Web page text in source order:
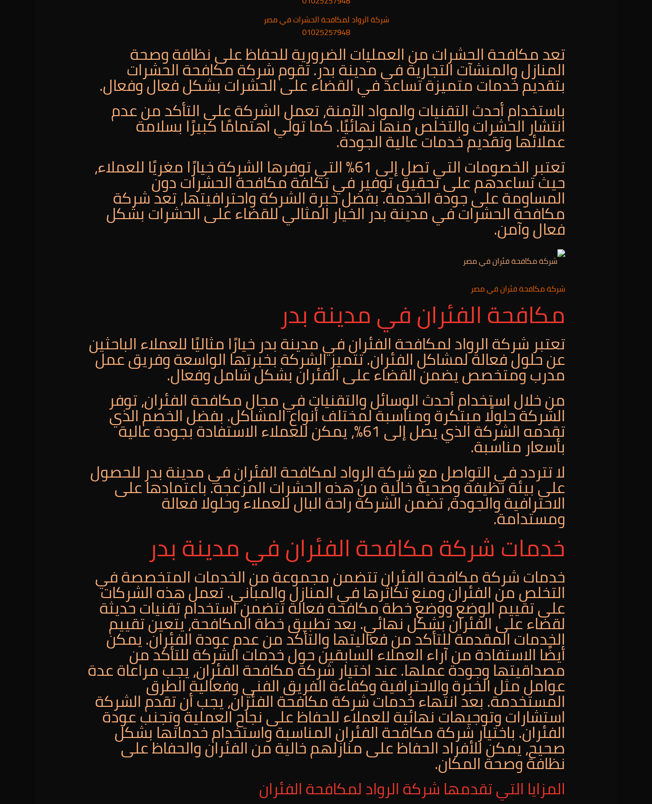
شركة الرواد لمكافحة الحشرات في مصر
01025257948
تعد مكافحة الحشرات من العمليات الضرورية للحفاظ على نظافة وصحة
المنازل والمنشآت التجارية في مدينة بدر. تقوم شركة مكافحة الحشرات
بتقديم خدمات متميزة تساعد في القضاء على الحشرات بشكل فعال وفعال.
باستخدام أحدث التقنيات والمواد الآمنة، تعمل الشركة على التأكد من عدم
انتشار الحشرات والتخلص منها نهائيًا. كما تولي اهتمامًا كبيرًا بسلامة
عملائها وتقديم خدمات عالية الجودة.
تعتبر الخصومات التي تصل إلى 61% التي توفرها الشركة خيارًا مغريًا للعملاء،
حيث تساعدهم على تحقيق توفير في تكلفة مكافحة الحشرات دون
المساومة على جودة الخدمة. بفضل خبرة الشركة واحترافيتها، تعد شركة
مكافحة الحشرات في مدينة بدر الخيار المثالي للقضاء على الحشرات بشكل
فعال وآمن.
شركة مكافحة فئران في مصر
مكافحة الفئران في مدينة بدر
تعتبر شركة الرواد لمكافحة الفئران في مدينة بدر خيارًا مثاليًا للعملاء الباحثين
عن حلول فعالة لمشاكل الفئران. تتميز الشركة بخبرتها الواسعة وفريق عمل
مدرب ومتخصص يضمن القضاء على الفئران بشكل شامل وفعال.
من خلال استخدام أحدث الوسائل والتقنيات في مجال مكافحة الفئران، توفر
الشركة حلولًا مبتكرة ومناسبة لمختلف أنواع المشاكل. بفضل الخصم الذي
تقدمه الشركة الذي يصل إلى 61%، يمكن للعملاء الاستفادة بجودة عالية
بأسعار مناسبة.
لا تتردد في التواصل مع شركة الرواد لمكافحة الفئران في مدينة بدر للحصول
على بيئة نظيفة وصحية خالية من هذه الحشرات المزعجة. باعتمادها على
الاحترافية والجودة، تضمن الشركة راحة البال للعملاء وحلولا فعالة
ومستدامة.
خدمات شركة مكافحة الفئران في مدينة بدر
خدمات شركة مكافحة الفئران تتضمن مجموعة من الخدمات المتخصصة في
التخلص من الفئران ومنع تكاثرها في المنازل والمباني. تعمل هذه الشركات
على تقييم الوضع ووضع خطة مكافحة فعالة تتضمن استخدام تقنيات حديثة
لقضاء على الفئران بشكل نهائي. بعد تطبيق خطة المكافحة، يتعين تقييم
الخدمات المقدمة للتأكد من فعاليتها والتأكد من عدم عودة الفئران. يمكن
أيضًا الاستفادة من آراء العملاء السابقين حول خدمات الشركة للتأكد من
مصداقيتها وجودة عملها. عند اختيار شركة مكافحة الفئران، يجب مراعاة عدة
عوامل مثل الخبرة والاحترافية وكفاءة الفريق الفني وفعالية الطرق
المستخدمة. بعد انتهاء خدمات شركة مكافحة الفئران، يجب أن تقدم الشركة
استشارات وتوجيهات نهائية للعملاء للحفاظ على نجاح العملية وتجنب عودة
الفئران. باختيار شركة مكافحة الفئران المناسبة واستخدام خدماتها بشكل
صحيح، يمكن للأفراد الحفاظ على منازلهم خالية من الفئران والحفاظ على
نظافة وصحة المكان.
المزايا التي تقدمها شركة الرواد لمكافحة الفئران